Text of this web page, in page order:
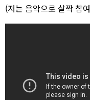
(저는 음악으로 살짝 참